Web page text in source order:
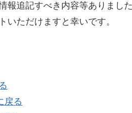
報追記すべき内容等ありまし
いただけますと幸いです。
戻る